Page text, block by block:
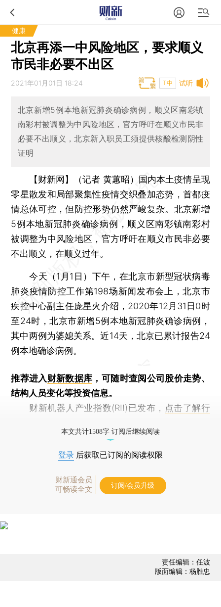
健康
北京再添一中风险地区，要求顺义
市民非必要不出区
试听
2021年01月01日 18:24 T中
北京新增5例本地新冠肺炎确诊病例，顺义区南彩镇
南彩村被调整为中风险地区，官方呼吁在顺义市民非
必要不出顺义，北京新入职员工须提供核酸检测阴性
证明
【财新网】（记者 黄蕙昭） 国内本土疫情呈现
零星散发和局部聚集性疫情交织叠加态势，首都疫
情总体可控，但防控形势仍然严峻复杂。北京新增
5例本地新冠肺炎确诊病例，顺义区南彩镇南彩村
被调整为中风险地区，官方呼吁在顺义市民非必要
不出顺义，在顺义过年。
今天（1月1日）下午，在北京市新型冠状病毒
肺炎疫情防控工作第198场新闻发布会上，北京市
疾控中心副主任庞星火介绍，2020年12月31日0时
至24时，北京市新增5例本地新冠肺炎确诊病例，
其中两例为婆媳关系。近14天，北京已累计报告24
例本地确诊病例。
推荐进入财新数据库 ，可随时查阅公司股价走势、
结构人员变化等投资信息。
财新机器人产业指数(RII)已发布， 点击了解行
本文共计1508字 订阅后继续阅读
登录 后获取已订阅的阅读权限
财新通会员
可畅读全文
订阅/会员升级
责任编辑：任波
版面编辑：杨胜忠